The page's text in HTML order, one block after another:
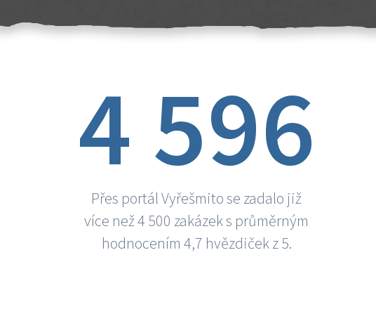
4 596
Přes portál Vyřešmito se zadalo již
více než 4 500 zakázek s průměrným
hodnocením 4,7 hvězdiček z 5.